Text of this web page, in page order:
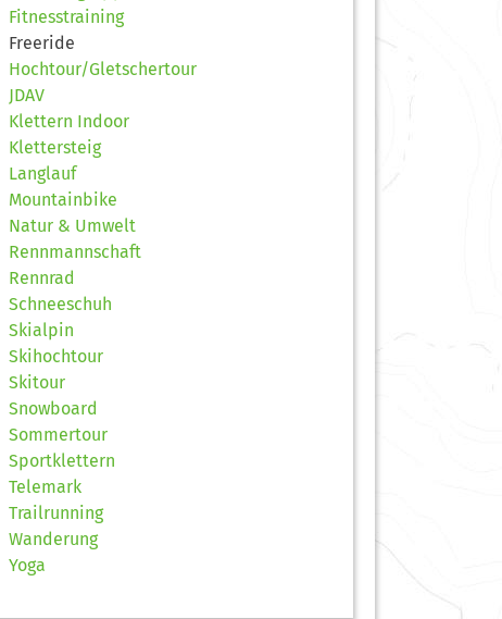
Fitnesstraining
Freeride
Hochtour/Gletschertour
JDAV
Klettern Indoor
Klettersteig
Langlauf
Mountainbike
Natur & Umwelt
Rennmannschaft
Rennrad
Schneeschuh
Skialpin
Skihochtour
Skitour
Snowboard
Sommertour
Sportklettern
Telemark
Trailrunning
Wanderung
Yoga